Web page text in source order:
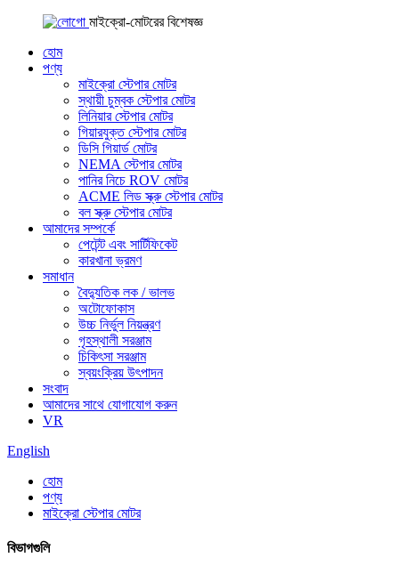
মাইক্রো-মোটরের বিশেষজ্ঞ
হোম
পণ্য
মাইক্রো স্টেপার মোটর
স্থায়ী চুম্বক স্টেপার মোটর
লিনিয়ার স্টেপার মোটর
গিয়ারযুক্ত স্টেপার মোটর
ডিসি গিয়ার্ড মোটর
NEMA স্টেপার মোটর
পানির নিচে ROV মোটর
ACME লিড স্ক্রু স্টেপার মোটর
বল স্ক্রু স্টেপার মোটর
আমাদের সম্পর্কে
পেটেন্ট এবং সার্টিফিকেট
কারখানা ভ্রমণ
সমাধান
বৈদ্যুতিক লক / ভালভ
অটোফোকাস
উচ্চ নির্ভুল নিয়ন্ত্রণ
গৃহস্থালী সরঞ্জাম
চিকিৎসা সরঞ্জাম
স্বয়ংক্রিয় উৎপাদন
সংবাদ
আমাদের সাথে যোগাযোগ করুন
VR
English
হোম
পণ্য
মাইক্রো স্টেপার মোটর
বিভাগগুলি